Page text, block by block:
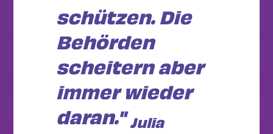
schützen. Die
Behörden
scheitern aber
immer wieder
daran."Julia